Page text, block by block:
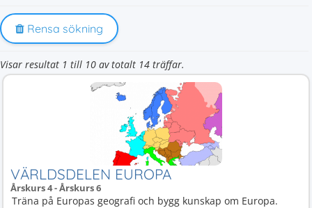
Rensa sökning
Visar resultat 1 till 10 av totalt 14 träffar.
VÄRLDSDELEN EUROPA
Årskurs 4 - Årskurs 6
Träna på Europas geografi och bygg kunskap om Europa.